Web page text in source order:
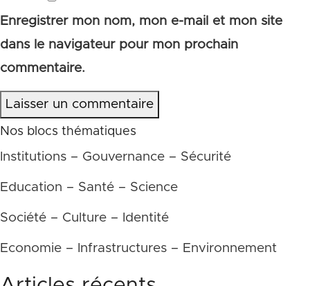
Enregistrer mon nom, mon e-mail et mon site
dans le navigateur pour mon prochain
commentaire.
Laisser un commentaire
Nos blocs thématiques
Institutions – Gouvernance – Sécurité
Education – Santé – Science
Société – Culture – Identité
Economie – Infrastructures – Environnement